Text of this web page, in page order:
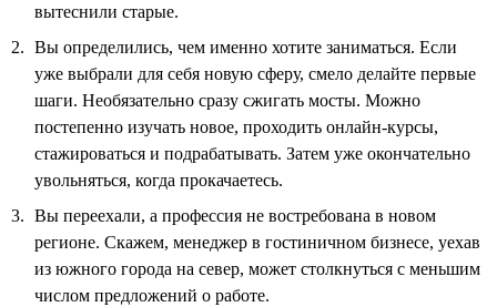
вытеснили старые.
Вы определились, чем именно хотите заниматься. Если
уже выбрали для себя новую сферу, смело делайте первые
шаги. Необязательно сразу сжигать мосты. Можно
постепенно изучать новое, проходить онлайн-курсы,
стажироваться и подрабатывать. Затем уже окончательно
увольняться, когда прокачаетесь.
Вы переехали, а профессия не востребована в новом
регионе. Скажем, менеджер в гостиничном бизнесе, уехав
из южного города на север, может столкнуться с меньшим
числом предложений о работе.